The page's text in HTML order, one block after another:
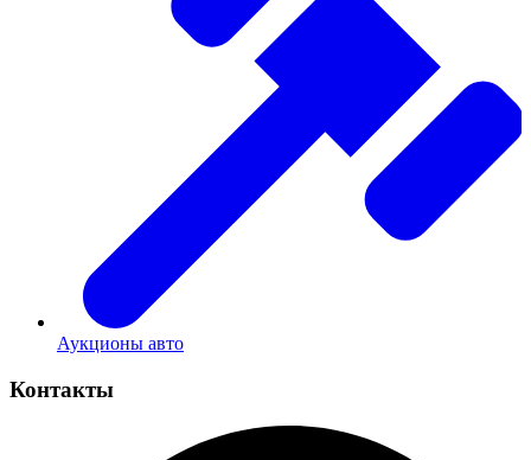
Аукционы авто
Контакты